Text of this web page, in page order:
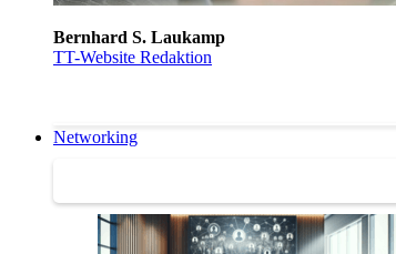
Bernhard S. Laukamp
TT-Website Redaktion
Networking